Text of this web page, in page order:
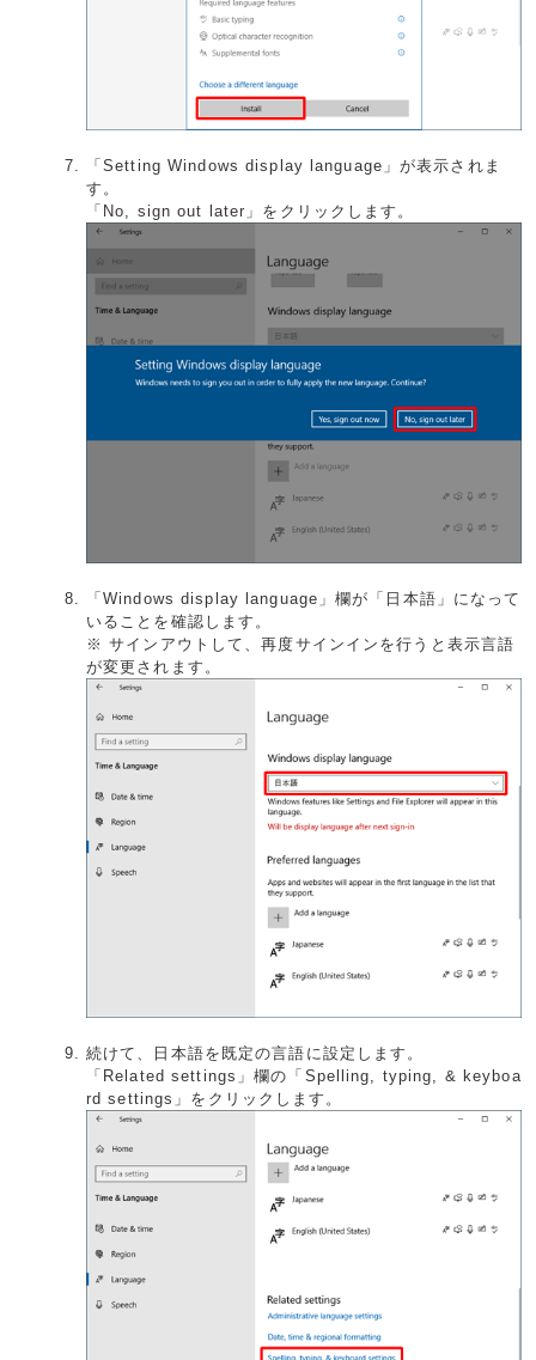
「Setting Windows display language」が表示されま
す。
「No, sign out later」をクリックします。
「Windows display language」欄が「日本語」になって
いることを確認します。
※ サインアウトして、再度サインインを行うと表示言語
が変更されます。
続けて、日本語を既定の言語に設定します。
「Related settings」欄の「Spelling, typing, & keyboa
rd settings」をクリックします。